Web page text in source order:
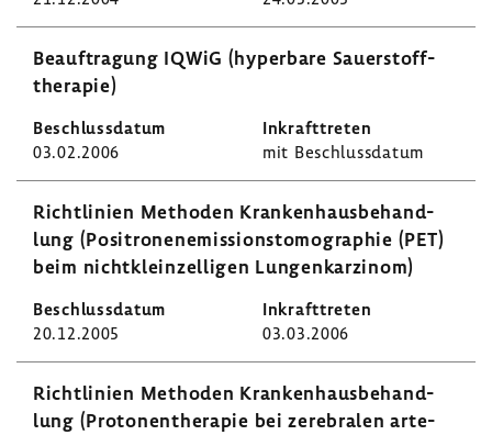
Beauf­tra­gung IQWiG (hyper­bare Sauer­stoff­
the­rapie)
03.02.2006 mit Beschluss­datum
Richt­li­nien Methoden Kran­ken­haus­be­hand­
lung (Posi­tro­nen­emis­si­ons­to­mo­gra­phie (PET)
beim nicht­klein­zelligen Lungen­kar­zinom)
20.12.2005 03.03.2006
Richt­li­nien Methoden Kran­ken­haus­be­hand­
lung (Proto­nen­the­rapie bei zere­bralen arte­